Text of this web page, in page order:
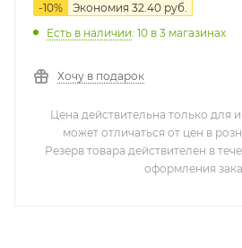
-10% Экономия 32.40 руб.
Есть в наличии: 10 в 3 магазинах
Хочу в подарок
Цена действительна только для
может отличаться от цен в
Резерв товара действителен в
оформления